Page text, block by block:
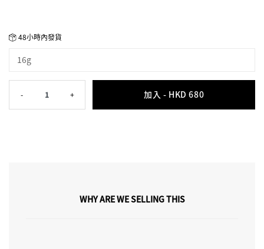
48小時內發貨
16g
- 1 + 加入 - HKD 680
WHY ARE WE SELLING THIS